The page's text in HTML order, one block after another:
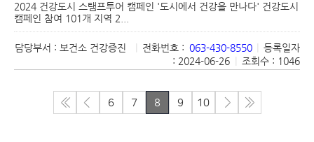
2024 건강도시 스탬프투어 캠페인 '도시에서 건강을 만나다' 건강도시
캠페인 참여 101개 지역 2...
담당부서 : 보건소 건강증진 전화번호 : 063-430-8550
등록일자
: 2024-06-26
조회수 : 1046
6 7 8 9 10